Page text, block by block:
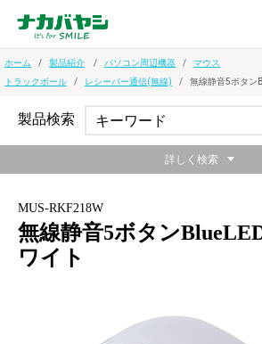
ホーム 製品紹介 パソコン周辺機器
マウス
トラックボール
レシーバー通信(無線) 無線静音5ボタン
MUS-RKF218W
無線静音5ボタン
ワイト
製品検索
詳しく検索